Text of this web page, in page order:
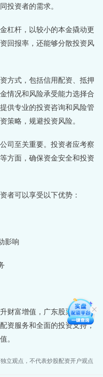
投资者的需求。
杠杆，以较小的本金撬动更
回报率，还能够分散投资风
方式，包括信用配资、抵押
情况和风险承受能力选择合
供专业的投资咨询和风险管
策略，规避投资风险。
司至关重要。投资者应考察
方面，确保资金安全和投资
者可以享受以下优势：
影响
财富增值，广东股票配资公
资服务和全面的投资支持，
。
立观点，不代表炒股配资开户观点